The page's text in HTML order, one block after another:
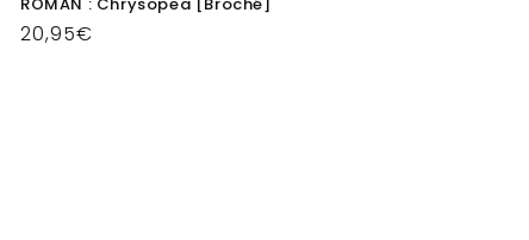
Prix
20,95€